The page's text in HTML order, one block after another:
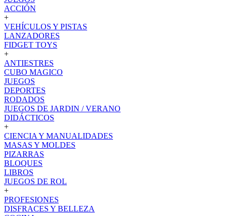
ACCIÓN
+
VEHÍCULOS Y PISTAS
LANZADORES
FIDGET TOYS
+
ANTIESTRES
CUBO MAGICO
JUEGOS
DEPORTES
RODADOS
JUEGOS DE JARDIN / VERANO
DIDÁCTICOS
+
CIENCIA Y MANUALIDADES
MASAS Y MOLDES
PIZARRAS
BLOQUES
LIBROS
JUEGOS DE ROL
+
PROFESIONES
DISFRACES Y BELLEZA